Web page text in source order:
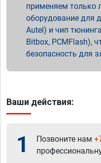
применяем только
оборудование для
Autel) и чип
Bitbox, PCMFlash),
безопасность для
Ваши действия:
1 Позвоните нам